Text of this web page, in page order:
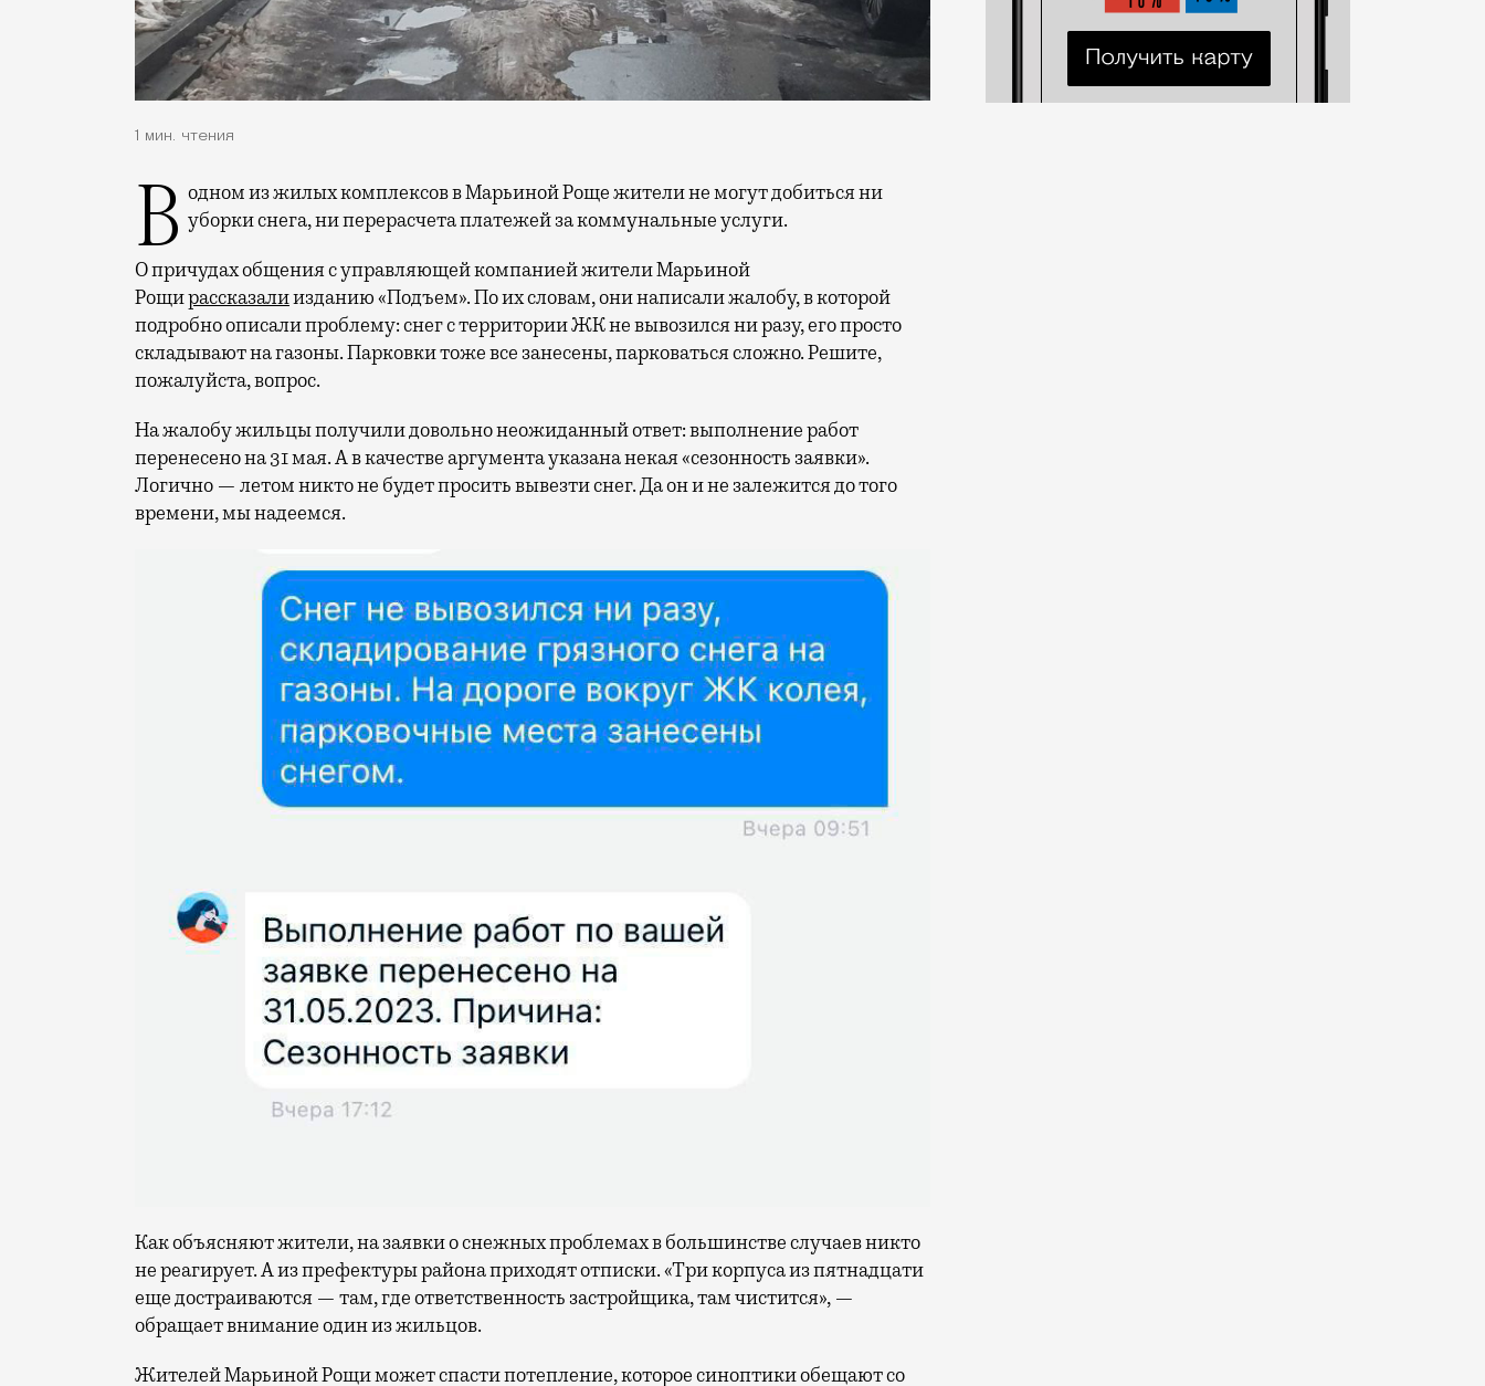
1 мин. чтения
В одном из жилых комплексов в Марьиной Роще жители не могут добиться ни уборки снега, ни перерасчета платежей за коммунальные услуги.
О причудах общения с управляющей компанией жители Марьиной
Рощирассказалиизданию «Подъем». По их словам, они написали жалобу, в которой
подробно описали проблему: снег с территории ЖК не вывозился ни разу, его просто
складывают на газоны. Парковки тоже все занесены, парковаться сложно. Решите,
пожалуйста, вопрос.
На жалобу жильцы получили довольно неожиданный ответ: выполнение работ
перенесено на 31 мая. А в качестве аргумента указана некая «сезонность заявки».
Логично — летом никто не будет просить вывезти снег. Да он и не залежится до того
времени, мы надеемся.
Как объясняют жители, на заявки о снежных проблемах в большинстве случаев никто
не реагирует. А из префектуры района приходят отписки. «Три корпуса из пятнадцати
еще достраиваются — там, где ответственность застройщика, там чистится», —
обращает внимание один из жильцов.
Жителей Марьиной Рощи может спасти потепление, которое синоптики обещают со